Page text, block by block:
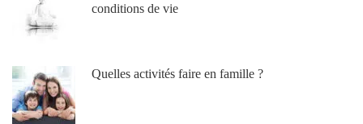
conditions de vie
Quelles activités faire en famille ?